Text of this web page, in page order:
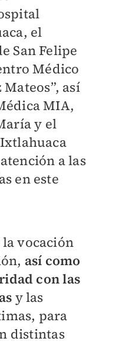
el
San Felipe
Médico
así
MIA,
y el
a las
en este
vocación
así como
con las
y las
para
distintas